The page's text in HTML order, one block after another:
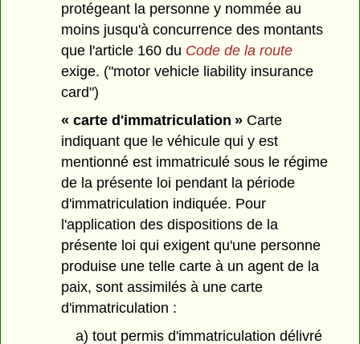
protégeant la personne y nommée au
moins jusqu'à concurrence des montants
que l'article 160 du Code de la route
exige. ("motor vehicle liability insurance
card")
« carte d'immatriculation » Carte
indiquant que le véhicule qui y est
mentionné est immatriculé sous le régime
de la présente loi pendant la période
d'immatriculation indiquée. Pour
l'application des dispositions de la
présente loi qui exigent qu'une personne
produise une telle carte à un agent de la
paix, sont assimilés à une carte
d'immatriculation :
a) tout permis d'immatriculation délivré